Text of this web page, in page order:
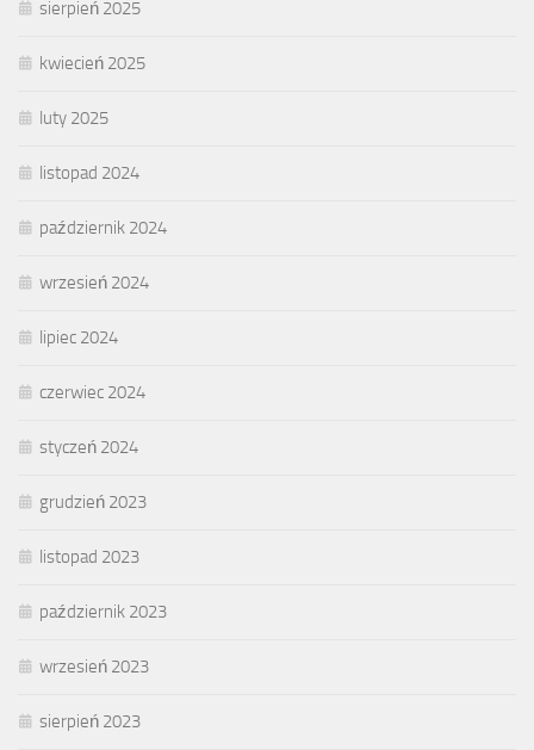
sierpień 2025
kwiecień 2025
luty 2025
listopad 2024
październik 2024
wrzesień 2024
lipiec 2024
czerwiec 2024
styczeń 2024
grudzień 2023
listopad 2023
październik 2023
wrzesień 2023
sierpień 2023